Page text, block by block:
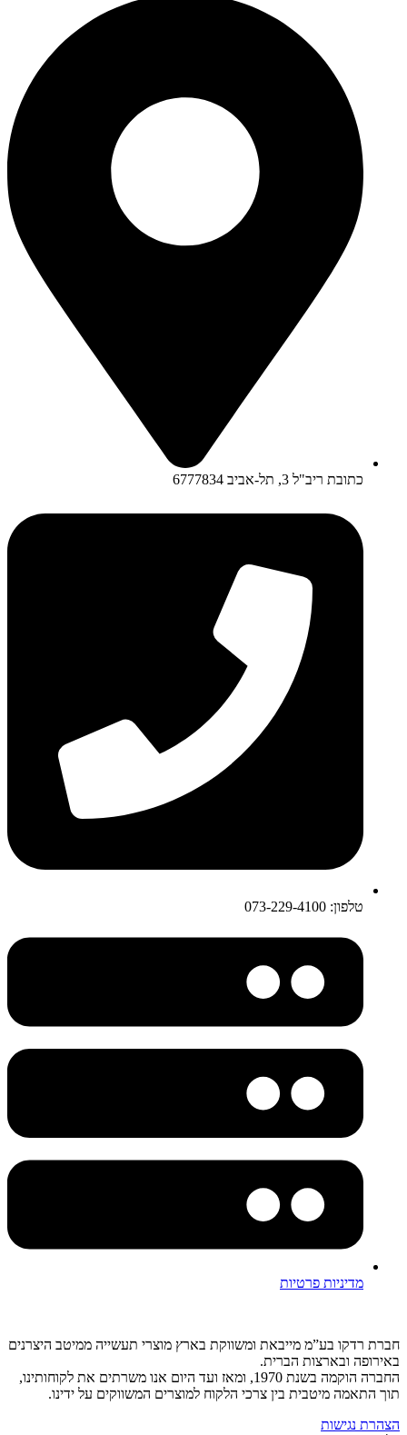
כתובת ריב"ל 3, תל-אביב 6777834
טלפון: 073-229-4100
מדיניות פרטיות
חברת רדקו בע”מ מייבאת ומשווקת בארץ מוצרי תעשייה ממיטב היצרנים
באירופה ובארצות הברית.
החברה הוקמה בשנת 1970, ומאז ועד היום אנו משרתים את לקוחותינו,
תוך התאמה מיטבית בין צרכי הלקוח למוצרים המשווקים על ידינו.
הצהרת נגישות